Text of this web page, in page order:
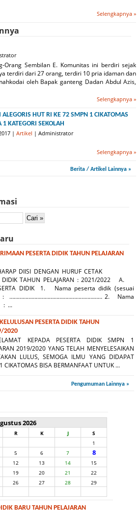
Selengkapnya »
Orang Sembilan E. Komunitas ini berdiri sejak
terdiri dari 27 orang, terdiri 10 pria idaman dan
oleh Bapak ganteng Dadan Abdul Azis,
Selengkapnya »
ALEGORIS HUT RI KE 72 SMPN 1 CIKATOMAS
1 KATEGORI SEKOLAH
| Artikel | Administrator
Selengkapnya »
Berita / Artikel Lainnya »
PESERTA DIDIK TAHUN PELAJARAN
DIISI DENGAN HURUF CETAK
DIDIK TAHUN PELAJARAN : 2021/2022 A.
DIDIK 1. Nama peserta didik (sesuai
2. Nama
PESERTA DIDIK TAHUN
2020
KEPADA PESERTA DIDIK SMPN 1
2019/2020 YANG TELAH MENYELESAIKAN
LULUS, SEMOGA ILMU YANG DIDAPAT
CIKATOMAS BISA BERMANFAAT UNTUK ...
Pengumuman Lainnya »
2026
R K J
S
1
5 6 7 8
12 13 14
15
19 20 21
22
26 27 28
29
BARU TAHUN PELAJARAN